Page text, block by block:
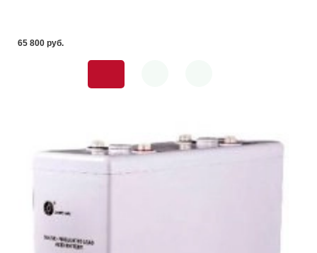
65 800 pуб.